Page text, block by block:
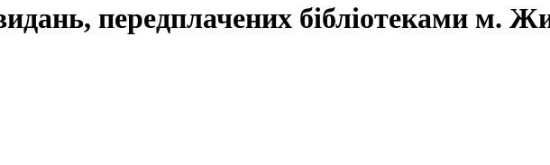
передплачених бібліотеками м.